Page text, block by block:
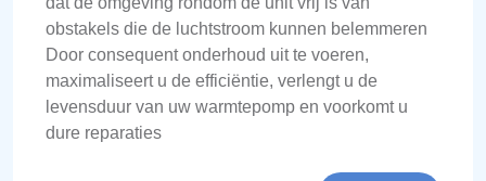
obstakels die de luchtstroom kunnen belemmeren
Door consequent onderhoud uit te voeren,
maximaliseert u de efficiëntie, verlengt u de
levensduur van uw warmtepomp en voorkomt u
dure reparaties